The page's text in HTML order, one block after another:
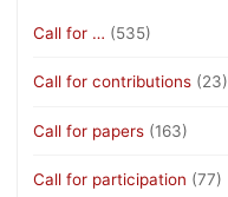
Call for … (535)
Call for contributions (23)
Call for papers (163)
Call for participation (77)